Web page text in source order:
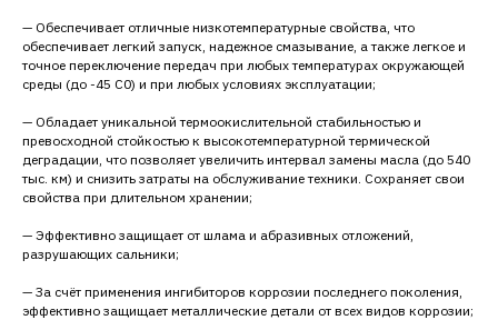
— Обеспечивает отличные низкотемпературные свойства, что
обеспечивает легкий запуск, надежное смазывание, а также легкое и
точное переключение передач при любых температурах окружающей
среды (до -45 C0) и при любых условиях эксплуатации;
— Обладает уникальной термоокислительной стабильностью и
превосходной стойкостью к высокотемпературной термической
деградации, что позволяет увеличить интервал замены масла (до 540
тыс. км) и снизить затраты на обслуживание техники. Сохраняет свои
свойства при длительном хранении;
— Эффективно защищает от шлама и абразивных отложений,
разрушающих сальники;
— За счёт применения ингибиторов коррозии последнего поколения,
эффективно защищает металлические детали от всех видов коррозии;